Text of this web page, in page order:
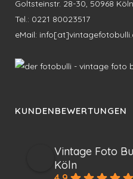
Goltsteinstr. 28-30, 50968 Köln
Tel.: 0221 80023517
eMail:
KUNDENBEWERTUNGEN
Vintage Foto
Köln